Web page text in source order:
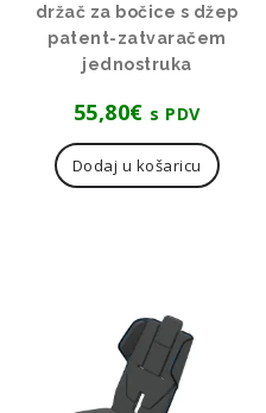
držač za bočice s džep
patent-zatvaračem
jednostruka
55,80€ s PDV
Dodaj u košaricu